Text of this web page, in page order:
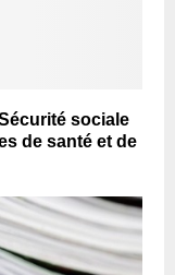
sociale
de santé et de